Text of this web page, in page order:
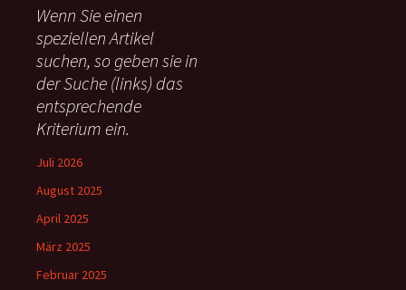
n
n
a
c
:
Wenn Sie einen
speziellen Artikel
suchen, so geben sie in
der Suche (links) das
entsprechende
Kriterium ein.
Juli 2026
August 2025
April 2025
März 2025
Februar 2025